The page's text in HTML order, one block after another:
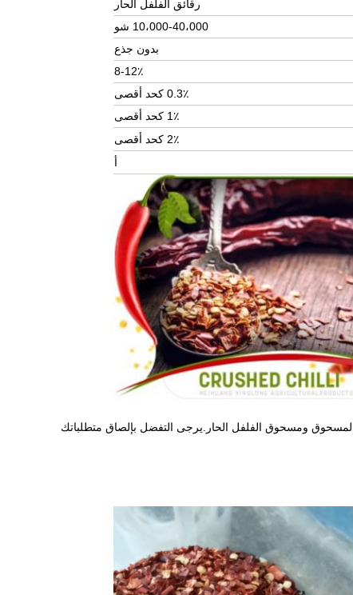
رقائق الفلفل الحار
10،000-40،000 شو
بدون جذع
8-12٪
0.3٪ كحد أقصى
1٪ كحد أقصى
2٪ كحد أقصى
أ
المسحوق ومسحوق الفلفل الحار.يرجى التفضل بإلصاق متطلباتك